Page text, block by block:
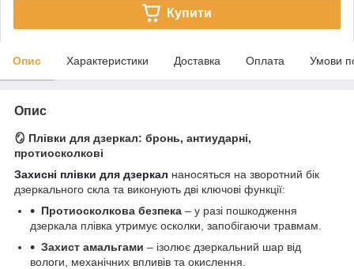
Купити
Опис Характеристики Доставка Оплата Умови
Опис
🪞 Плівки для дзеркал: бронь, антиударні,
протиосколкові
Захисні плівки для дзеркал наносяться на зворотний бік
дзеркального скла та виконують дві ключові функції:
Протиосколкова безпека – у разі пошкодження
дзеркала плівка утримує осколки, запобігаючи травмам.
Захист амальгами – ізолює дзеркальний шар від
вологи, механічних впливів та окислення.